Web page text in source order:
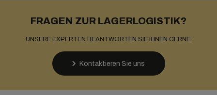
FRAGEN ZUR LAGERLOGISTIK?
UNSERE EXPERTEN BEANTWORTEN SIE IHNEN GERNE.
Kontaktieren Sie uns